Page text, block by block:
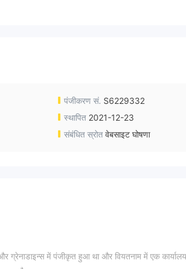
पंजीकरण सं. S6229332
स्थापित 2021-12-23
संबंधित स्रोत वेबसाइट घोषणा
में पंजीकृत हुआ था और वियतनाम में एक कार्यालय